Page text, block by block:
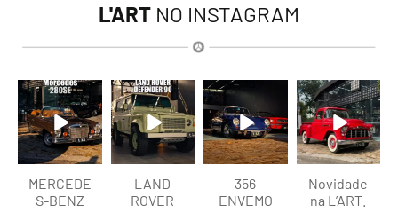
L'ART NO INSTAGRAM
lart.br
Ago 9
MERCEDE
S-BENZ
lart.br
Ago 9
LAND
ROVER
lart.br
Ago 9
356
ENVEMO
lart.br
Ago 9
Novidade
na L’ART.